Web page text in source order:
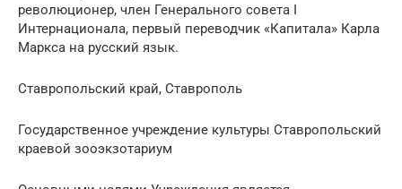
революционер, член Генерального совета I
Интернационала, первый переводчик «Капитала» Карла
Маркса на русский язык.
Ставропольский край, Ставрополь
Государственное учреждение культуры Ставропольский
краевой зооэкзотариум